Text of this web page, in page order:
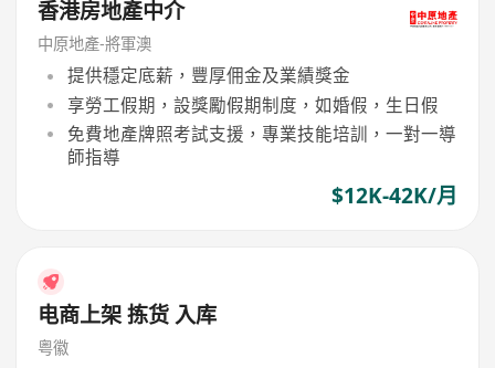
香港房地產中介
中原地產-將軍澳
提供穩定底薪，豐厚佣金及業績獎金
享勞工假期，設獎勵假期制度，如婚假，生日假
免費地產牌照考試支援，專業技能培訓，一對一導
師指導
$12K-42K/月
电商上架 拣货 入库
粤徽